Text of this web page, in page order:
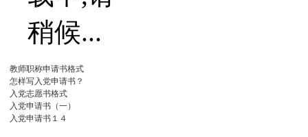
教师职称申请书格式
怎样写入党申请书？
入党志愿书格式
入党申请书（一）
入党申请书１４